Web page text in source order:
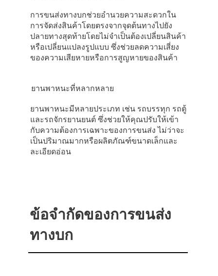
การขนส่งทางบกช่วยอํานวยความสะดวกใน
การจัดส่งสินค้าโดยตรงจากจุดต้นทางไปยัง
ปลายทางสุดท้ายโดยไม่จําเป็นต้องเปลี่ยนสินค้า
หรือเปลี่ยนแปลงรูปแบบ ซึ่งช่วยลดความเสี่ยง
ของความเสียหายหรือการสูญหายของสินค้า
ยานพาหนะที่หลากหลาย
ยานพาหนะมีหลายประเภท เช่น รถบรรทุก รถตู้
และรถจักรยานยนต์ ซึ่งช่วยให้คุณปรับให้เข้า
กับความต้องการเฉพาะของการขนส่ง ไม่ว่าจะ
เป็นปริมาณมากหรือผลิตภัณฑ์ขนาดเล็กและ
ละเอียดอ่อน
ข้อจํากัดของการขนส่ง
ทางบก